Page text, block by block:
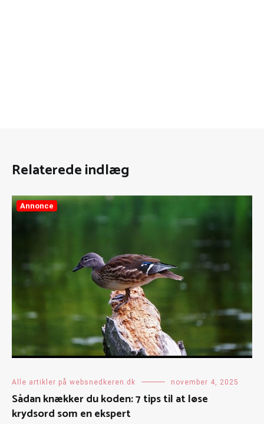
Relaterede indlæg
Annonce
Alle artikler på websnedkeren.dk november 4, 2025
Sådan knækker du koden: 7 tips til at løse
krydsord som en ekspert